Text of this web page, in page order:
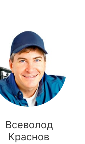
Всеволод
Краснов